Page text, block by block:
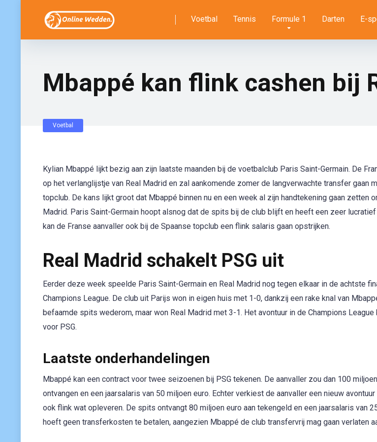
Voetbal Tennis Formule 1 Darten E-
Mbappé kan flink cashen bij
Voetbal
Kylian Mbappé lijkt bezig aan zijn laatste maanden bij de voetbalclub Paris Saint-Germain. De
op het verlanglijstje van Real Madrid en zal aankomende zomer de langverwachte transfer gaan
topclub. De kans lijkt groot dat Mbappé binnen nu en een week al zijn handtekening gaan zetten
Madrid. Paris Saint-Germain hoopt alsnog dat de spits bij de club blijft en heeft een zeer
kan de Franse aanvaller ook bij de Spaanse topclub een flink salaris gaan opstrijken.
Real Madrid schakelt PSG uit
Eerder deze week speelde Paris Saint-Germain en Real Madrid nog tegen elkaar in de achtste
Champions League. De club uit Parijs won in eigen huis met 1-0, dankzij een rake knal van
befaamde spits wederom, maar won Real Madrid met 3-1. Het avontuur in de Champions
voor PSG.
Laatste onderhandelingen
Mbappé kan een contract voor twee seizoenen bij PSG tekenen. De aanvaller zou dan 100
ontvangen en een jaarsalaris van 50 miljoen euro. Echter verkiest de aanvaller een nieuw
ook flink wat opleveren. De spits ontvangt 80 miljoen euro aan tekengeld en een jaarsalaris van
hoeft geen transferkosten te betalen, aangezien Mbappé de club transfervrij mag gaan verlaten